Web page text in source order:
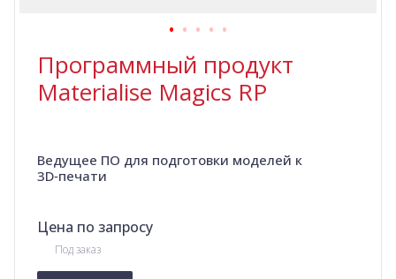
Программный продукт
Materialise Magics RP
Ведущее ПО для подготовки моделей к
3D‑печати
Цена по запросу
Под заказ